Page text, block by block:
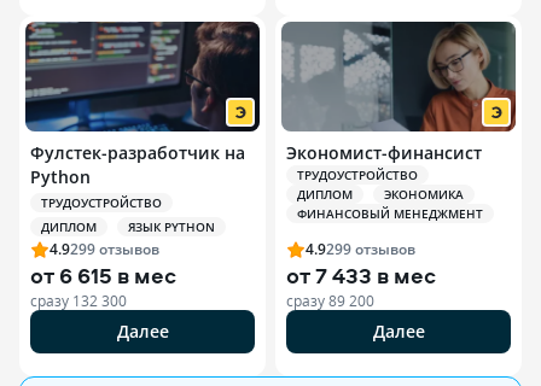
Фулстек-разработчик на
Python
ТРУДОУСТРОЙСТВО
ДИПЛОМ
ЯЗЫК PYTHON
4.9299отзывов
от 6 615 в мес
сразу 132 300
Далее
Экономист-финансист
ТРУДОУСТРОЙСТВО
ДИПЛОМ
ЭКОНОМИКА
ФИНАНСОВЫЙ МЕНЕДЖМЕНТ
4.9299отзывов
от7 433 в мес
сразу89 200
Далее